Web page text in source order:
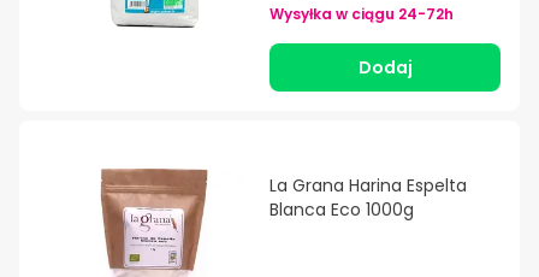
Wysyłka w ciągu 24-72h
Dodaj
La Grana Harina Espelta
Blanca Eco 1000g